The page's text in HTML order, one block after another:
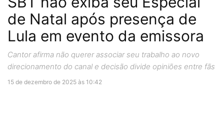
de Natal após presença de
Lula em evento da emissora
Cantor afirma não querer associar seu trabalho ao novo
direcionamento do canal e decisão divide opiniões entre fãs
15 de dezembro de 2025 às 10:42